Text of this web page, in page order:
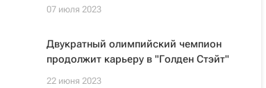
07 июля 2023
Двукратный олимпийский чемпион
продолжит карьеру в "Голден Стэйт"
22 июня 2023